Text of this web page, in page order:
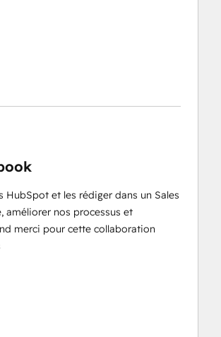
et les rédiger dans un Sales
améliorer nos processus et
merci pour cette collaboration